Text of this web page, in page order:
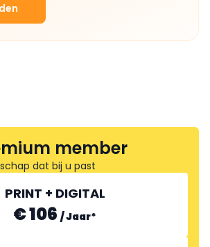
member
dat bij u past
PRINT + DIGITAL
€ 106 /Jaar*